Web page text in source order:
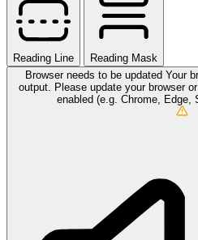
Reading Line
Reading Mask
Browser needs to be updated Your
output. Please update your browser
enabled (e.g. Chrome, Edge,